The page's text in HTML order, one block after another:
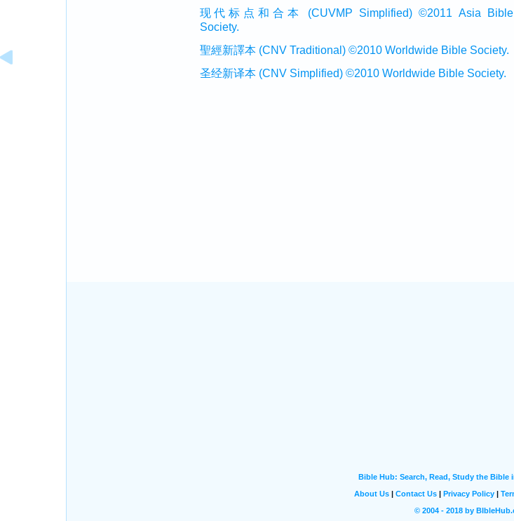
现代标点和合本 (CUVMP Simplified) ©2011 Asia Bible
Society.
聖經新譯本 (CNV Traditional) ©2010 Worldwide Bible Society.
圣经新译本 (CNV Simplified) ©2010 Worldwide Bible Society.